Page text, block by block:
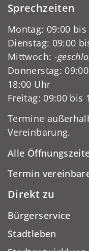
Sprechzeiten
Montag: 09:00
Dienstag: 09:00
Mittwoch: -
Donnerstag:
18:00 Uhr
Freitag: 09:00 bis
Termine
Vereinbarung.
Alle
Termin
Direkt zu
Bürgerservice
Stadtleben